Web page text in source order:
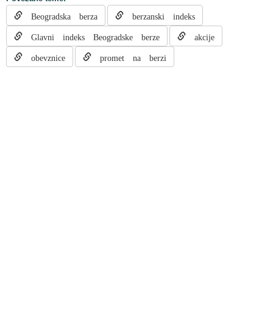
Beogradska berza berzanski indeks
Glavni indeks Beogradske berze akcije
obevznice promet na berzi